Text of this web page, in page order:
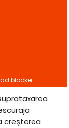
creșterea